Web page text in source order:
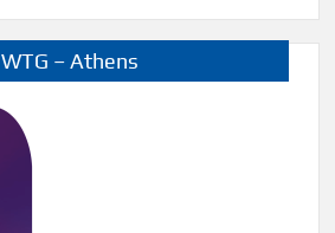
WTG – Athens